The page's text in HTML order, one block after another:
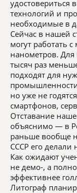
удостовериться
технологий и
необходимые в
Сейчас в нашей
могут работать
нанометров.
тысяч раз
подходят для
но уже не
смартфонов,
Отставание
объяснимо — в
раньше вообще
СССР его делали
Как ожидают
не демо-, а
эффективнее
Литограф